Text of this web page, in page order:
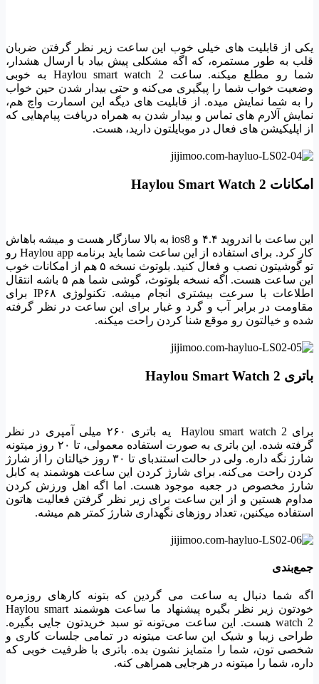
یکی از قابلیت های خیلی خوب این ساعت زیر نظر گرفتن ضربان
قلب به طور مستمره، که اگه مشکلی پیش بیاد با ارسال هشدار،
شما رو مطلع میکنه. ساعت Haylou smart watch 2 به خوبی
وضعیت خواب شما را پیگیری می‌کنه و حتی بیدار شدن حین خواب
را به شما نمایش میده. از قابلیت های دیگه این اسمارت واچ هم،
نمایش آلارم های تماس و بیدار شدن به همراه دریافت پیام‌هایی که
از اپلیکیشن های فعال در موبایلتون دارید، هست.
امکانات Haylou Smart Watch 2
این ساعت با اندروید ۴.۴ و ios8 به بالا سازگار هست و میشه باهاش
کار کرد. برای استفاده از این ساعت شما باید برنامه Haylou app رو
تو گوشیتون نصب و فعال کنید. بلوتوث نسخه ۵ هم از امکانات خوب
این ساعت هست. اگه نسخه بلوتوث، گوشی شما هم ۵ باشه انتقال
اطلاعات با سرعت بیشتری انجام میشه. تکنولوژی IP۶۸ برای
مقاومت در برابر آب و گرد و غبار برای این ساعت در نظر گرفته
شده و خیالتون رو موقع شنا کردن راحت میکنه.
باتری Haylou Smart Watch 2
برای Haylou smart watch 2 یه باتری ۲۶۰ میلی آمپری در نظر
گرفته شده. این باتری به صورت استفاده معمولی، تا ۲۰ روز میتونه
شارژ نگه داره. ولی در حالت استندبای تا ۳۰ روز خیالتان را از شارژ
کردن راحت می‌کنه. برای شارژ کردن این ساعت هوشمند یه کابل
شارژ مخصوص در جعبه موجود هست. اما اگه اهل ورزش کردن
مداوم هستین و از این ساعت برای زیر نظر گرفتن فعالیت هاتون
استفاده میکنین، تعداد روزهای نگهداری شارژ کمتر هم میشه.
جمع‌بندی
اگه شما دنبال یه ساعت می گردین که بتونه کارهای روزمره
خودتون زیر نظر بگیره پیشنهاد ما ساعت هوشمند Haylou smart
watch 2 هست. این ساعت می‌تونه تو سبد خریدتون جایی بگیره.
طراحی زیبا و شیک این ساعت میتونه در تمامی جلسات کاری و
شخصی تون، شما را متمایز نشون بده. باتری با ظرفیت خوبی که
داره، شما را میتونه در هرجایی همراهی کنه.